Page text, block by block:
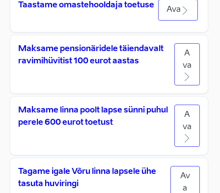
Taastame omastehooldaja toetuse
Ava
Maksame pensionäridele täiendavalt
ravimihüvitist 100 eurot aastas
A
va
Maksame linna poolt lapse sünni puhul
perele 600 eurot toetust
A
va
Tagame igale Võru linna lapsele ühe
tasuta huviringi
Av
a